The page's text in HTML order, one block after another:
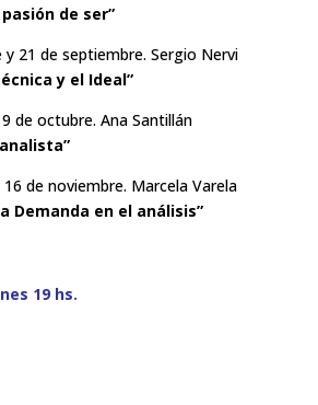
de ser”
21 de septiembre. Sergio Nervi
y el Ideal”
de octubre. Ana Santillán
de noviembre. Marcela Varela
Demanda en el análisis”
19 hs.